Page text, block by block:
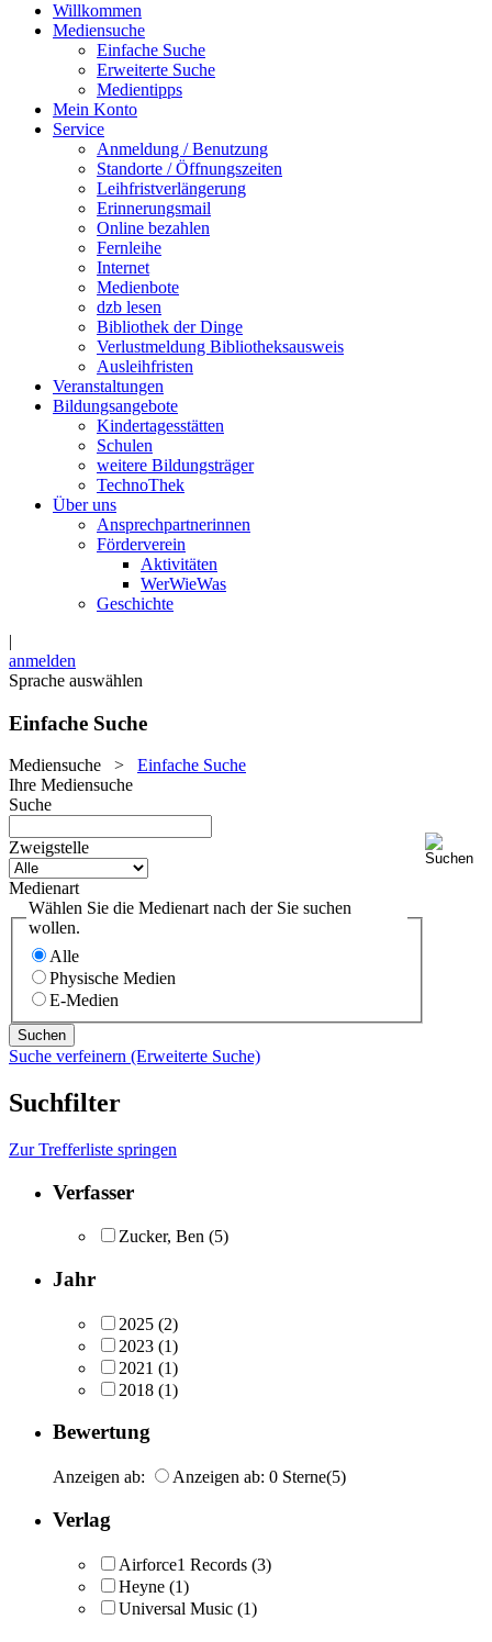
Willkommen
Mediensuche
Einfache Suche
Erweiterte Suche
Medientipps
Mein Konto
Service
Anmeldung / Benutzung
Standorte / Öffnungszeiten
Leihfristverlängerung
Erinnerungsmail
Online bezahlen
Fernleihe
Internet
Medienbote
dzb lesen
Bibliothek der Dinge
Verlustmeldung Bibliotheksausweis
Ausleihfristen
Veranstaltungen
Bildungsangebote
Kindertagesstätten
Schulen
weitere Bildungsträger
TechnoThek
Über uns
Ansprechpartnerinnen
Förderverein
Aktivitäten
WerWieWas
Geschichte
|
anmelden
Sprache auswählen
Einfache Suche
Mediensuche > Einfache Suche
Ihre Mediensuche
Suche
Zweigstelle
Medienart
Wählen Sie die Medienart nach der Sie suchen
wollen.
Alle
Physische Medien
E-Medien
Suche verfeinern (Erweiterte Suche)
Suchfilter
Zur Trefferliste springen
Verfasser
Zucker, Ben (5)
Jahr
2025 (2)
2023 (1)
2021 (1)
2018 (1)
Bewertung
Anzeigen ab: Anzeigen ab: 0 Sterne(5)
Verlag
Airforce1 Records (3)
Heyne (1)
Universal Music (1)